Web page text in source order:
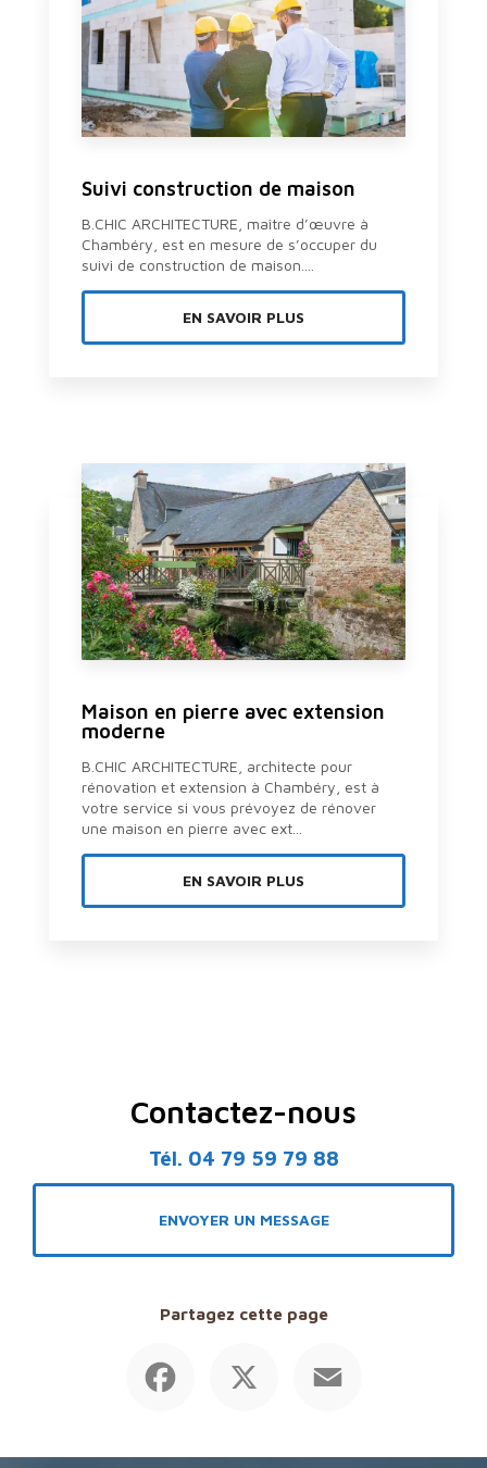
Suivi construction de maison
B.CHIC ARCHITECTURE, maître d’œuvre à
Chambéry, est en mesure de s’occuper du
suivi de construction de maison....
EN SAVOIR PLUS
Maison en pierre avec extension
moderne
B.CHIC ARCHITECTURE, architecte pour
rénovation et extension à Chambéry, est à
votre service si vous prévoyez de rénover
une maison en pierre avec ext...
EN SAVOIR PLUS
Contactez-nous
Tél. 04 79 59 79 88
ENVOYER UN MESSAGE
Partagez cette page